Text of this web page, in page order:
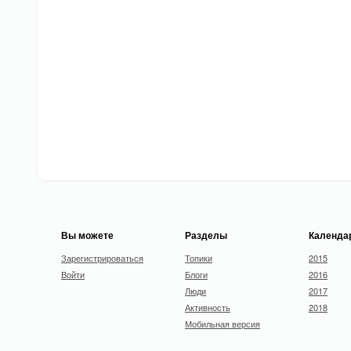
Вы можете
Зарегистрироваться
Войти
Разделы
Топики
Блоги
Люди
Активность
Мобильная версия
2015
2016
2017
2018